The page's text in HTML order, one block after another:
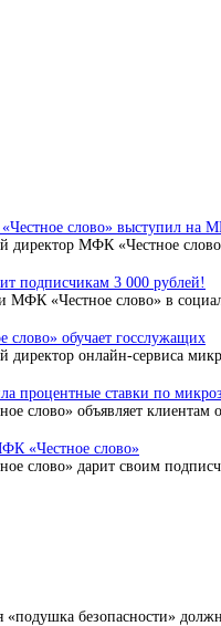
слово» выступил на
директор МФК «Честное
подписчикам 3 000 рублей!
МФК «Честное слово» в
обучает госслужащих
директор онлайн-сервиса
процентные ставки по
слово» объявляет клиентам
«Честное слово»
слово» дарит своим
«подушка безопасности»